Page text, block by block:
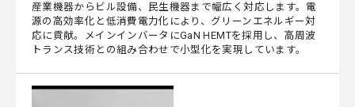
産業機器からビル設備、民生機器まで幅広く対応します。電
源の高効率化と低消費電力化により、グリーンエネルギー対
応に貢献。メインインバータにGaN HEMTを採用し、高周波
トランス技術との組み合わせで小型化を実現しています。